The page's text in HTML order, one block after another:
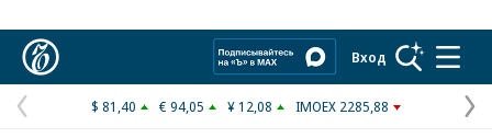
Вход
Предыдущая
$ 81,40 € 94,05 ¥ 12,08 IMOEX 2285,88